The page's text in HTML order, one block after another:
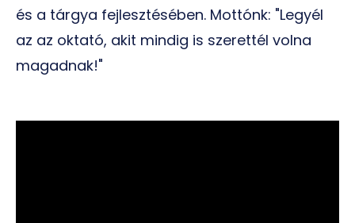
és a tárgya fejlesztésében. Mottónk: "Legyél
az az oktató, akit mindig is szerettél volna
magadnak!"